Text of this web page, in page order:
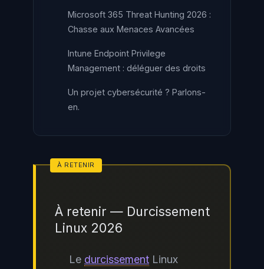
Microsoft 365 Threat Hunting 2026 :
Chasse aux Menaces Avancées
Intune Endpoint Privilege
Management : déléguer des droits
Un projet cybersécurité ? Parlons-
en.
À retenir — Durcissement
Linux 2026
Le durcissement Linux